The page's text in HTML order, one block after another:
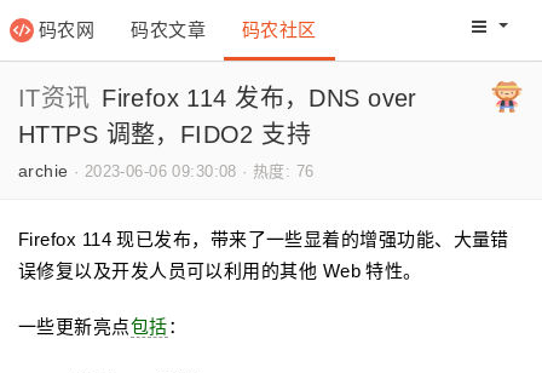
码农网 码农文章 码农社区 码农网
IT资讯 Firefox 114 发布，DNS over
HTTPS 调整，FIDO2 支持
archie · 2023-06-06 09:30:08 · 热度: 76
Firefox 114 现已发布，带来了一些显着的增强功能、大量错
误修复以及开发人员可以利用的其他 Web 特性。
一些更新亮点包括：